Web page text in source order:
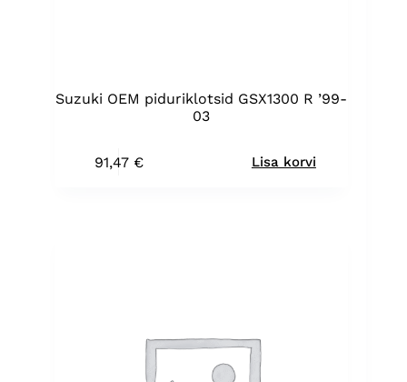
Suzuki OEM piduriklotsid GSX1300 R ’99-
03
91,47 € Lisa korvi